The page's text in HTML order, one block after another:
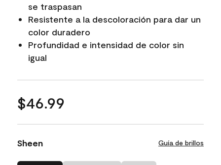
se traspasan
Resistente a la descoloración para dar un
color duradero
Profundidad e intensidad de color sin
igual
$46.99
Sheen Guía de brillos